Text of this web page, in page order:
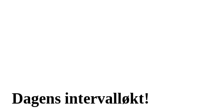
Dagens intervalløkt!